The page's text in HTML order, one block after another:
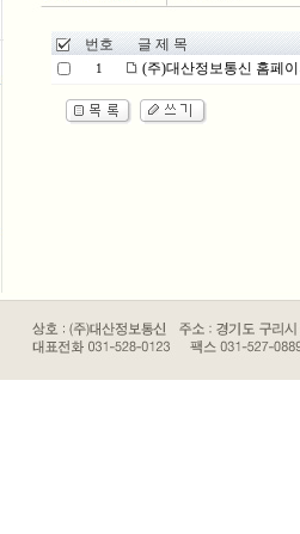
번호 글 제 목
1 (주)대산정보통신 홈페